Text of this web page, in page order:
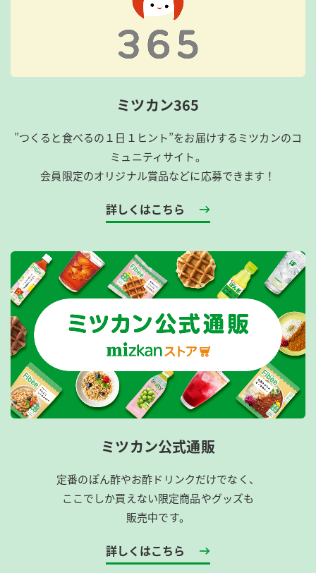
ミツカン365
”つくると食べるの１日１ヒント”をお届けするミツカンのコ
ミュニティサイト。
会員限定のオリジナル賞品などに応募できます！
詳しくはこちら
ミツカン公式通販
定番のぽん酢やお酢ドリンクだけでなく、
ここでしか買えない限定商品やグッズも
販売中です。
詳しくはこちら